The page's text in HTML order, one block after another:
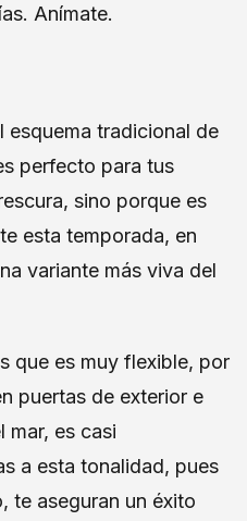
Anímate.
esquema tradicional de
perfecto para tus
sino porque es
esta temporada, en
variante más viva del
que es muy flexible, por
puertas de exterior e
mar, es casi
a esta tonalidad, pues
te aseguran un éxito